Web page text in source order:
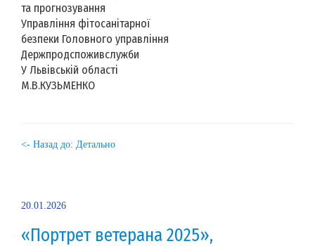
та прогнозування
Управління фітосанітарної
безпеки Головного управління
Держпродспоживслужби
У Львівській області
М.В.КУЗЬМЕНКО
<- Назад до: Детально
20.01.2026
«Портрет ветерана 2025»,